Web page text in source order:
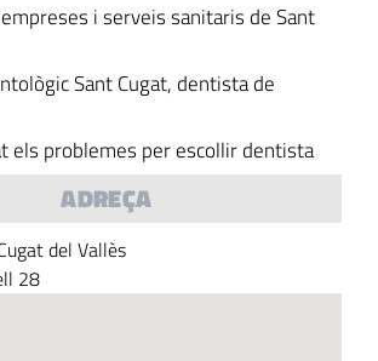
i serveis sanitaris de Sant
Sant Cugat, dentista de
els problemes per escollir dentista
ADREÇA
del Vallès
28